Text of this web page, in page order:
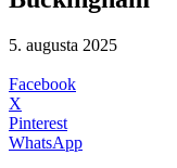
5. augusta 2025
Facebook
X
Pinterest
WhatsApp